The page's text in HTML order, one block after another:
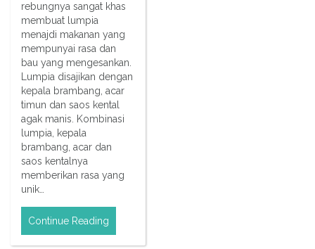
rebungnya sangat khas
membuat lumpia
menajdi makanan yang
mempunyai rasa dan
bau yang mengesankan.
Lumpia disajikan dengan
kepala brambang, acar
timun dan saos kental
agak manis. Kombinasi
lumpia, kepala
brambang, acar dan
saos kentalnya
memberikan rasa yang
unik…
Continue Reading